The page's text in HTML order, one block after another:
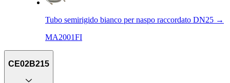
Tubo semirigido bianco per naspo raccordato DN25 →
MA2001FI
CE02B215